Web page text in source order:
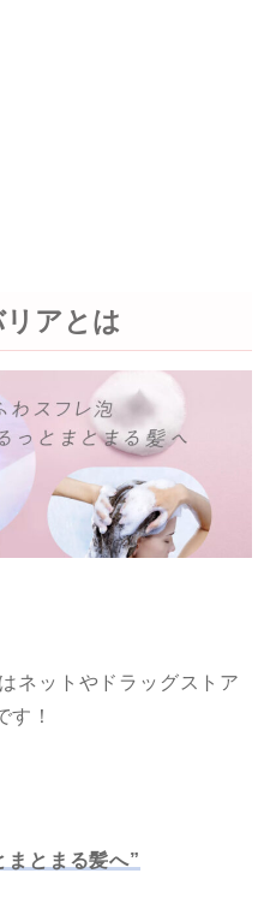
アとは
ネットやドラッグストア
す！
まとまる髪へ”